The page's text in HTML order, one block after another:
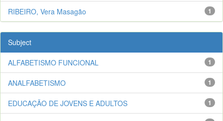
1
RIBEIRO, Vera Masagão
Subject
1
ALFABETISMO FUNCIONAL
1
ANALFABETISMO
1
EDUCAÇÃO DE JOVENS E ADULTOS